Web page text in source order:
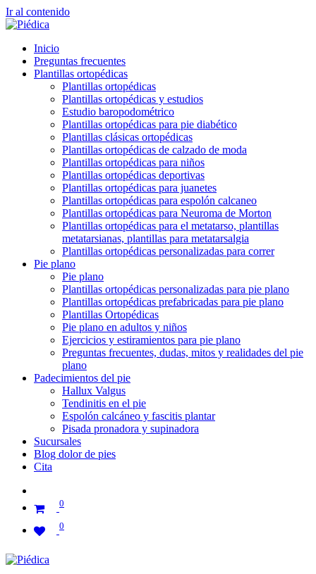
Ir al contenido
Inicio
Preguntas frecuentes
Plantillas ortopédicas
Plantillas ortopédicas
Plantillas ortopédicas y estudios
Estudio baropodométrico
Plantillas ortopédicas para pie diabético
Plantillas clásicas ortopédicas
Plantillas ortopédicas de calzado de moda
Plantillas ortopédicas para niños
Plantillas ortopédicas deportivas
Plantillas ortopédicas para juanetes
Plantillas ortopédicas para espolón calcaneo
Plantillas ortopédicas para Neuroma de Morton
Plantillas ortopédicas para el metatarso, plantillas
metatarsianas, plantillas para metatarsalgia
Plantillas ortopédicas personalizadas para correr
Pie plano
Pie plano
Plantillas ortopédicas personalizadas para pie plano
Plantillas ortopédicas prefabricadas para pie plano
Plantillas Ortopédicas
Pie plano en adultos y niños
Ejercicios y estiramientos para pie plano
Preguntas frecuentes, dudas, mitos y realidades del pie
plano
Padecimientos del pie
Hallux Valgus
Tendinitis en el pie
Espolón calcáneo y fascitis plantar
Pisada pronadora y supinadora
Sucursales
Blog dolor de pies
Cita
0
0